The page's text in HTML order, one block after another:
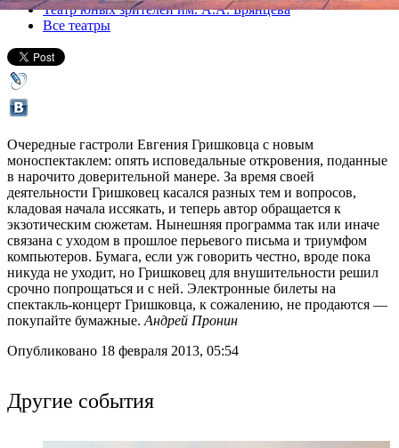
Театр юных зрителей им. А.А. Брянцева
Все театры
Очередные гастроли Евгения Гришковца с новым
моноспектаклем: опять исповедальные откровения, поданные
в нарочито доверительной манере. За время своей
деятельности Гришковец касался разных тем и вопросов,
кладовая начала иссякать, и теперь автор обращается к
экзотическим сюжетам. Нынешняя программа так или иначе
связана с уходом в прошлое перьевого письма и триумфом
компьютеров. Бумага, если уж говорить честно, вроде пока
никуда не уходит, но Гришковец для внушительности решил
срочно попрощаться и с ней. Электронные билеты на
спектакль-концерт Гришковца, к сожалению, не продаются —
покупайте бумажные. Андрей Пронин
Опубликовано 18 февраля 2013, 05:54
Другие события